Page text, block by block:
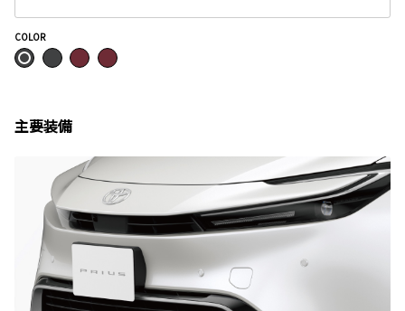
COLOR
主要装備